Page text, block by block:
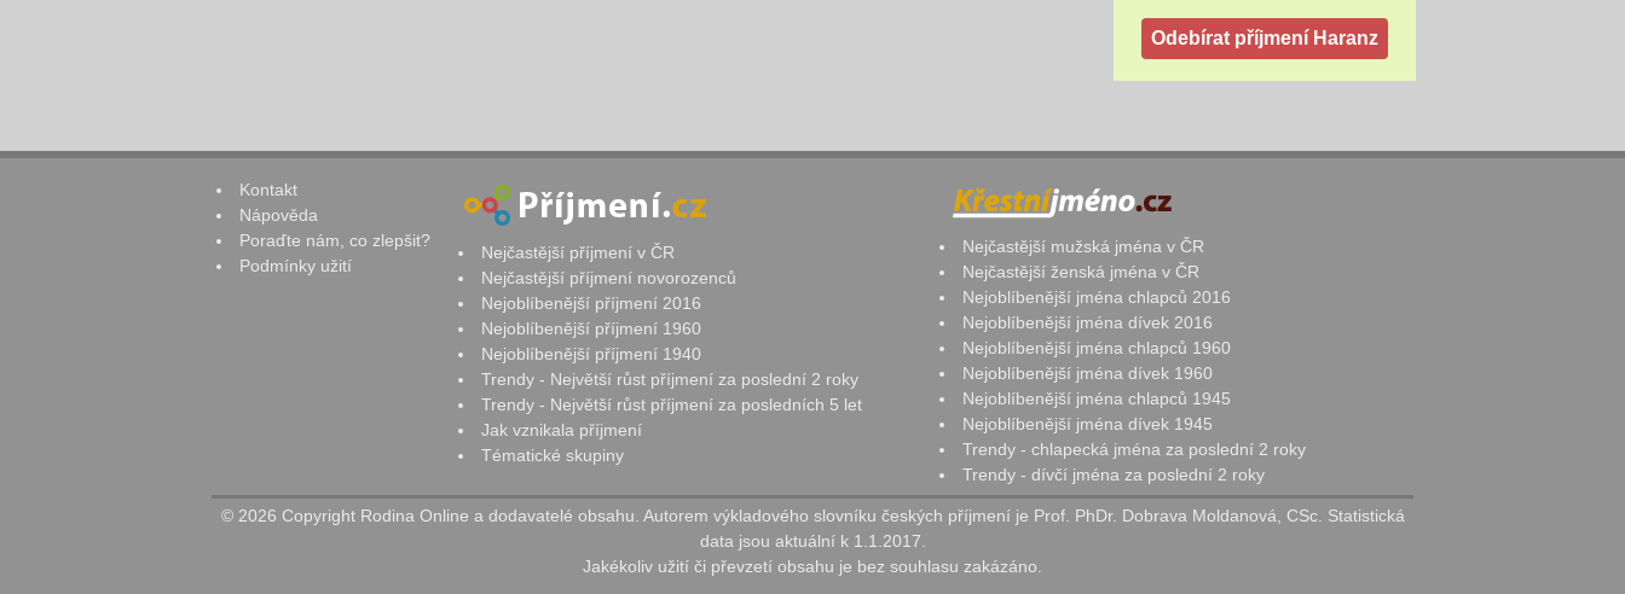
Kontakt
Nápověda
Poraďte nám, co zlepšit?
Podmínky užití
Nejčastější příjmení v ČR
Nejčastější příjmení novorozenců
Nejoblíbenější příjmení 2016
Nejoblíbenější příjmení 1960
Nejoblíbenější příjmení 1940
Trendy - Největší růst příjmení za poslední 2 roky
Trendy - Největší růst příjmení za posledních 5 let
Jak vznikala příjmení
Tématické skupiny
Nejčastější mužská jména v ČR
Nejčastější ženská jména v ČR
Nejoblíbenější jména chlapců 2016
Nejoblíbenější jména dívek 2016
Nejoblíbenější jména chlapců 1960
Nejoblíbenější jména dívek 1960
Nejoblíbenější jména chlapců 1945
Nejoblíbenější jména dívek 1945
Trendy - chlapecká jména za poslední 2 roky
Trendy - dívčí jména za poslední 2 roky
© 2026 Copyright Rodina Online a dodavatelé obsahu. Autorem výkladového slovníku českých příjmení je Prof. PhDr. Dobrava Moldanová, CSc. Statistická
data jsou aktuální k 1.1.2017.
Jakékoliv užití či převzetí obsahu je bez souhlasu zakázáno.